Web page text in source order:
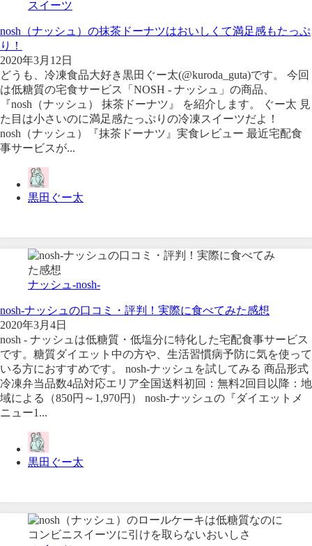
スイーツ
nosh（ナッシュ）の抹茶ドーナツはおいしくて満足感もたっぷ
り！
2020年3月12日
どうも、冷凍食品大好き黒田ぐー太(@kuroda_guta)です。 今回
は低糖質の宅食サービス「NOSH - ナッシュ」の商品、
『nosh（ナッシュ） 抹茶ドーナツ』 を紹介します。 ぐー太 見
た目は小さいのに満足感たっぷりの冷凍スイーツだよ！
nosh（ナッシュ）『抹茶ドーナツ』実食レビュー 最近宅配食
事サービスが...
黒田ぐー太
ナッシュ-nosh-
nosh-ナッシュの口コミ・評判！実際に食べてみた感想
2020年3月4日
nosh - ナッシュは低糖質・低塩分に特化した宅配食事サービス
です。糖質ダイエット中の方や、生活習慣病予防に気を使って
いる方におすすめです。 nosh-ナッシュを試してみる 商品形式
冷凍弁当品数4品対応エリア全国送料初回：無料2回目以降：地
域による（850円～1,970円） nosh-ナッシュの『ダイエットメ
ニュー1...
黒田ぐー太